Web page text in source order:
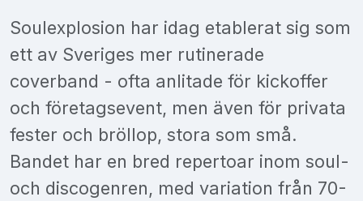
Soulexplosion har idag etablerat sig som
ett av Sveriges mer rutinerade
coverband - ofta anlitade för kickoffer
och företagsevent, men även för privata
fester och bröllop, stora som små.
Bandet har en bred repertoar inom soul-
och discogenren, med variation från 70-